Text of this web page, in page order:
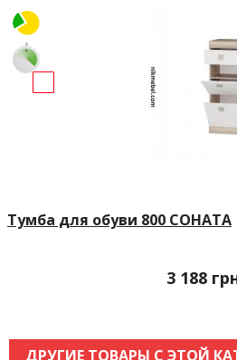
Тумба для обуви 800 СОНАТА
3 188
ДРУГИЕ ТОВАРЫ С ЭТОЙ